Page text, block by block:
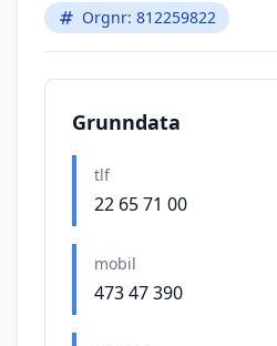
Orgnr: 812259822
Grunndata
tlf
22 65 71 00
mobil
473 47 390